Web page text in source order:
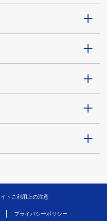
トご利用上の注意
プライバシーポリシー